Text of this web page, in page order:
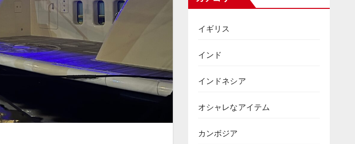
イギリス
インド
インドネシア
オシャレなアイテム
カンボジア